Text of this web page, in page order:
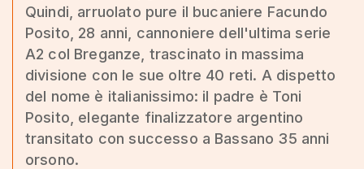
Quindi, arruolato pure il bucaniere Facundo
Posito, 28 anni, cannoniere dell'ultima serie
A2 col Breganze, trascinato in massima
divisione con le sue oltre 40 reti. A dispetto
del nome è italianissimo: il padre è Toni
Posito, elegante finalizzatore argentino
transitato con successo a Bassano 35 anni
orsono.